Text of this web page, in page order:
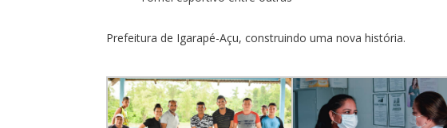
Prefeitura de Igarapé-Açu, construindo uma nova história.